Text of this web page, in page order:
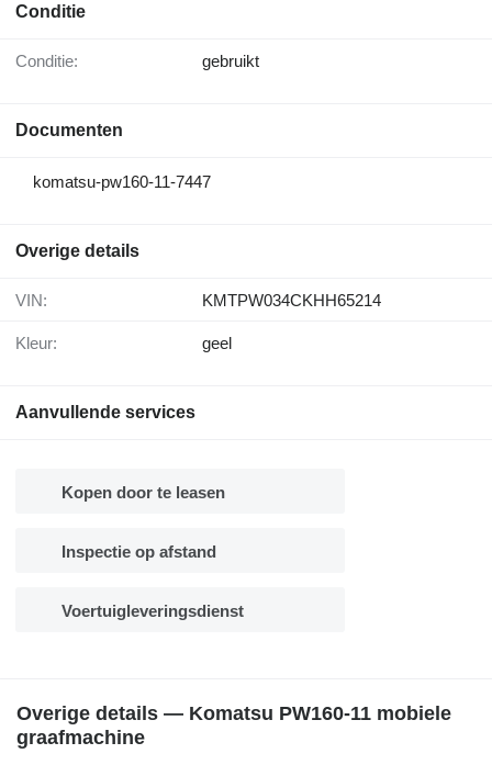
Conditie
Conditie: gebruikt
Documenten
komatsu-pw160-11-7447
Overige details
VIN: KMTPW034CKHH65214
Kleur: geel
Aanvullende services
Kopen door te leasen
Inspectie op afstand
Voertuigleveringsdienst
Overige details — Komatsu PW160-11 mobiele
graafmachine